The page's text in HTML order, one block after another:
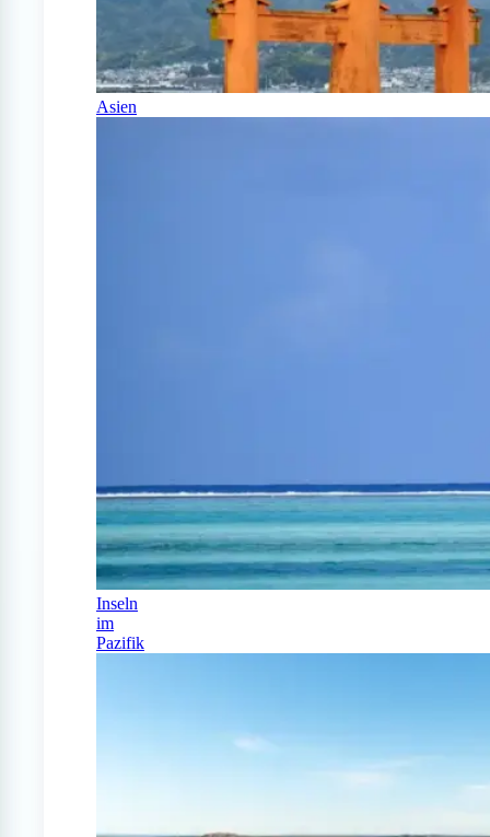
Asien
Inseln
im
Pazifik